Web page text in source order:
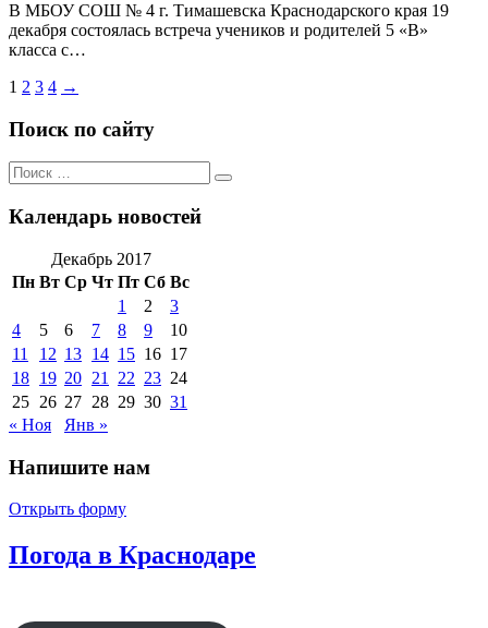
В МБОУ СОШ № 4 г. Тимашевска Краснодарского края 19
декабря состоялась встреча учеников и родителей 5 «В»
класса с…
Пагинация
записей
1 2 3 4 →
Поиск по сайту
Поиск
по:
Поиск
Календарь новостей
Декабрь 2017
Пн Вт Ср Чт Пт Сб Вс
1
2
3
4
5 6 7 8 9
10
11
12 13 14 15 16 17
18 19 20 21 22 23 24
25 26 27 28 29 30 31
« Ноя
Янв »
Напишите нам
Открыть форму
Погода в Краснодаре